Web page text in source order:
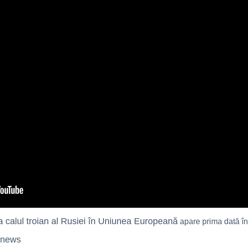
calul troian al Rusiei în Uniunea Europeană apare prima dată în